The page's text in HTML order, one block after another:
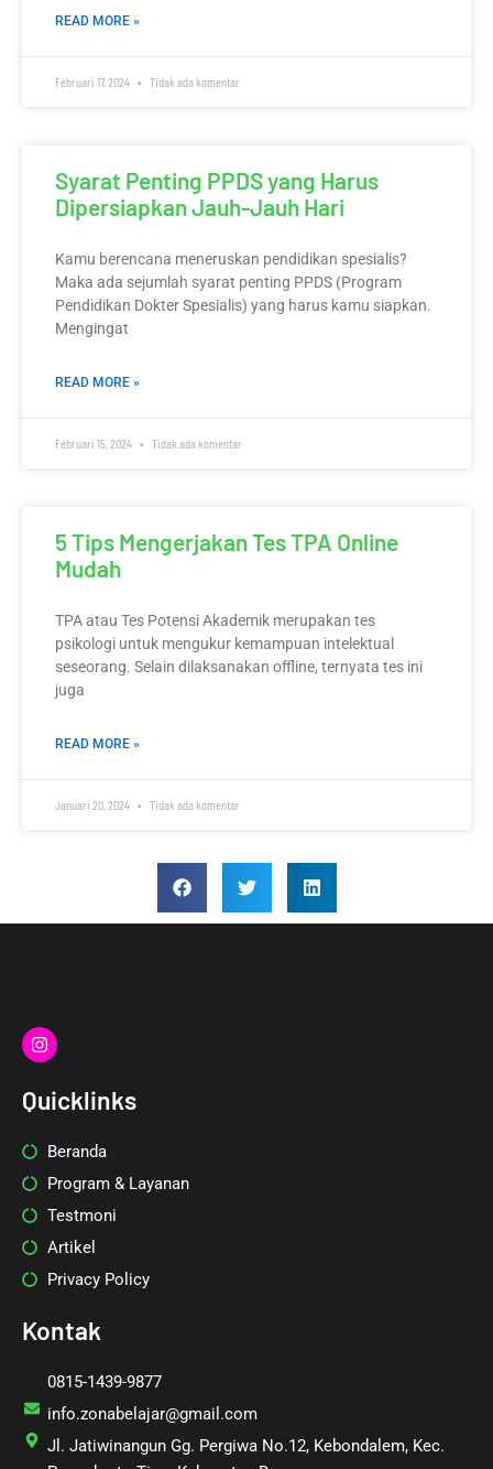
READ MORE »
Februari 17, 2024 Tidak ada komentar
Syarat Penting PPDS yang Harus
Dipersiapkan Jauh-Jauh Hari
Kamu berencana meneruskan pendidikan spesialis?
Maka ada sejumlah syarat penting PPDS (Program
Pendidikan Dokter Spesialis) yang harus kamu siapkan.
Mengingat
READ MORE »
Februari 15, 2024 Tidak ada komentar
5 Tips Mengerjakan Tes TPA Online
Mudah
TPA atau Tes Potensi Akademik merupakan tes
psikologi untuk mengukur kemampuan intelektual
seseorang. Selain dilaksanakan offline, ternyata tes ini
juga
READ MORE »
Januari 20, 2024 Tidak ada komentar
I
n
s
a
m
Quicklinks
Beranda
Program & Layanan
Testmoni
Artikel
Privacy Policy
Kontak
0815-1439-9877
info.zonabelajar@gmail.com
Jl. Jatiwinangun Gg. Pergiwa No.12, Kebondalem, Kec.